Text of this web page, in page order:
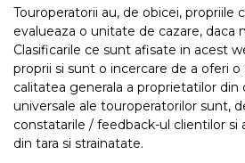
Touroperatorii au, de obicei, propriile
evalueaza o unitate de cazare, daca
Clasificarile ce sunt afisate in acest
proprii si sunt o incercare de a oferi
calitatea generala a proprietatilor din
universale ale touroperatorilor sunt,
constatarile / feedback-ul clientilor si
din tara si strainatate.